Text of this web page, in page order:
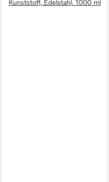
Kunststoff, Edelstahl, 1000 ml